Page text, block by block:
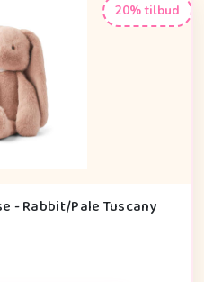
20% tilbud
- Rabbit/Pale Tuscany